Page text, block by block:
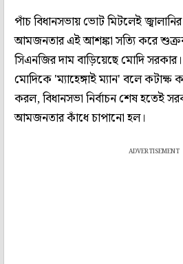
পাঁচ বিধানসভায় ভোট মিটলেই
আমজনতার এই আশঙ্কা সত্যি করে
সিএনজির দাম বাড়িয়েছে মোদি সরকার।
মোদিকে 'ম্যাহেঙ্গাই ম্যান' বলে কটাক্ষ
করল, বিধানসভা নির্বাচন শেষ হতেই
আমজনতার কাঁধে চাপানো হল।
ADVERTISEMENT